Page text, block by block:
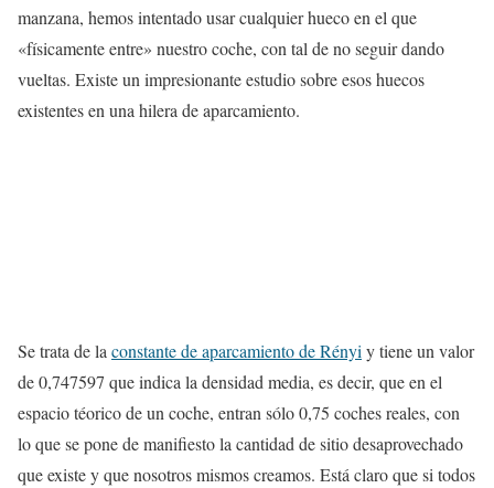
manzana, hemos intentado usar cualquier hueco en el que
«físicamente entre» nuestro coche, con tal de no seguir dando
vueltas. Existe un impresionante estudio sobre esos huecos
existentes en una hilera de aparcamiento.
Se trata de laconstante de aparcamiento de Rényiy tiene un valor
de 0,747597 que indica la densidad media, es decir, que en el
espacio téorico de un coche, entran sólo 0,75 coches reales, con
lo que se pone de manifiesto la cantidad de sitio desaprovechado
que existe y que nosotros mismos creamos. Está claro que si todos